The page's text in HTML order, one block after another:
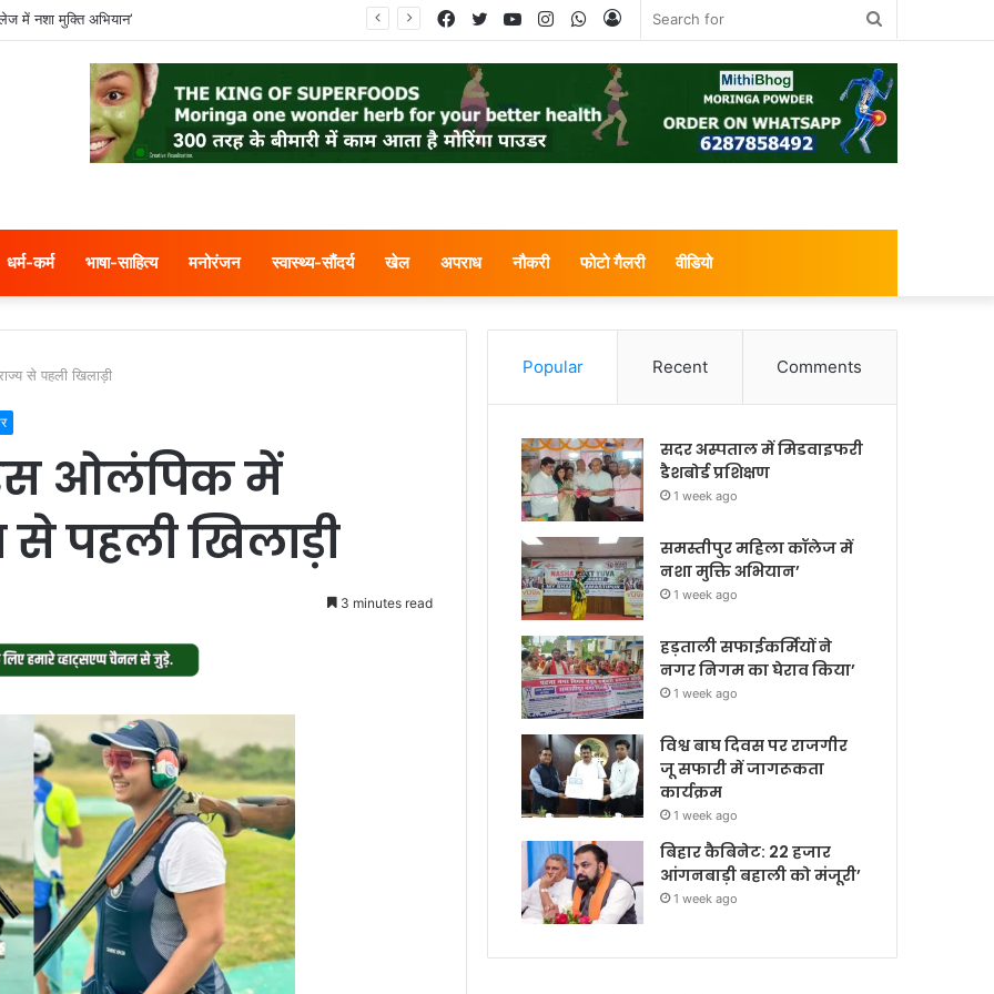
में नशा मुक्ति अभियान’
Log
WhatsApp
Instagram
YouTube
Twitter
Facebook
धर्म-कर्म भाषा-साहित्य मनोरंजन स्वास्थ्य-सौंदर्य खेल अपराध नौकरी फोटो गैलरी वीडियो
से पहली खिलाड़ी
ओलंपिक में
से पहली खिलाड़ी
3 minutes read
Popular Recent Comments
सदर अस्पताल में मिडवाइफरी
डैशबोर्ड प्रशिक्षण
1 week ago
समस्तीपुर महिला कॉलेज में
नशा मुक्ति अभियान’
1 week ago
हड़ताली सफाईकर्मियों ने
नगर निगम का घेराव किया’
1 week ago
विश्व बाघ दिवस पर राजगीर
जू सफारी में जागरूकता
कार्यक्रम
1 week ago
बिहार कैबिनेट: 22 हजार
आंगनबाड़ी बहाली को मंजूरी’
1 week ago